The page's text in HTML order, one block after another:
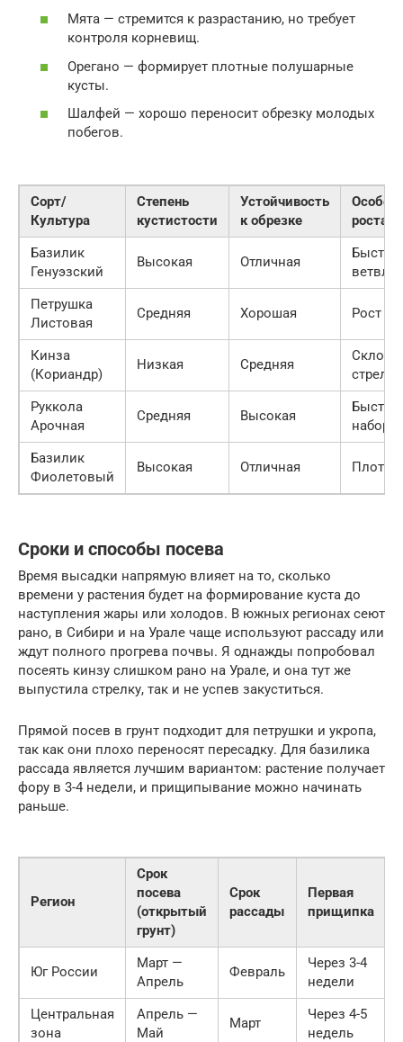
Мята — стремится к разрастанию, но требует
контроля корневищ.
Орегано — формирует плотные полушарные
кусты.
Шалфей — хорошо переносит обрезку молодых
побегов.
Сорт/
Культура
Степень
кустистости
Устойчивость
к обрезке
роста
Базилик
Генуэзский
Высокая Отличная
Петрушка
Листовая
Средняя Хорошая Рост
Кинза
(Кориандр)
Низкая Средняя
Руккола
Арочная
Средняя Высокая
набор
Базилик
Фиолетовый
Высокая Отличная
Сроки и способы посева
Время высадки напрямую влияет на то, сколько
времени у растения будет на формирование куста до
наступления жары или холодов. В южных регионах сеют
рано, в Сибири и на Урале чаще используют рассаду или
ждут полного прогрева почвы. Я однажды попробовал
посеять кинзу слишком рано на Урале, и она тут же
выпустила стрелку, так и не успев закуститься.
Прямой посев в грунт подходит для петрушки и укропа,
так как они плохо переносят пересадку. Для базилика
рассада является лучшим вариантом: растение получает
фору в 3-4 недели, и прищипывание можно начинать
раньше.
Регион
Срок
посева
(открытый
грунт)
Срок
рассады
Первая
прищипка
Юг России
Март —
Апрель
Февраль
Через 3-4
недели
Центральная
зона
Апрель —
Май
Март
Через 4-5
недель